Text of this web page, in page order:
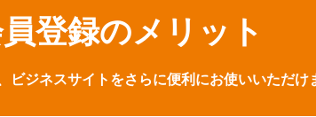
登録のメリット
ビジネスサイトをさらに便利にお使いいただけ